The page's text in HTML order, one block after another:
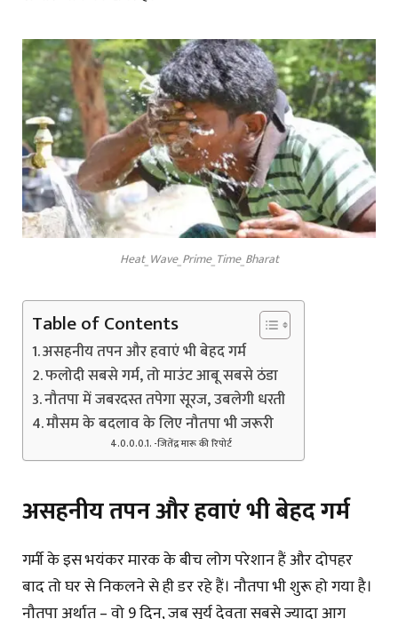
Heat_Wave_Prime_Time_Bharat
Table of Contents
असहनीय तपन और हवाएं भी बेहद गर्म
फलोदी सबसे गर्म, तो माउंट आबू सबसे ठंडा
नौतपा में जबरदस्त तपेगा सूरज, उबलेगी धरती
मौसम के बदलाव के लिए नौतपा भी जरूरी
-जितेंद्र मारू की रिपोर्ट
असहनीय तपन और हवाएं भी बेहद गर्म
गर्मी के इस भयंकर मारक के बीच लोग परेशान हैं और दोपहर
बाद तो घर से निकलने से ही डर रहे हैं। नौतपा भी शुरू हो गया है।
नौतपा अर्थात – वो 9 दिन, जब सूर्य देवता सबसे ज्यादा आग